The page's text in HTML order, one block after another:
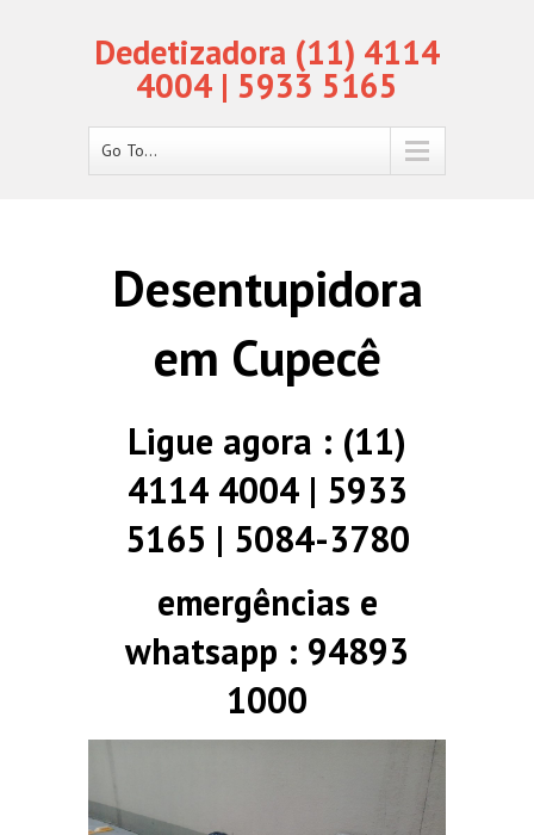
Dedetizadora (11) 4114
4004 | 5933 5165
Go To...
Desentupidora
em Cupecê
Ligue agora : (11)
4114 4004 | 5933
5165 | 5084-3780
emergências e
whatsapp : 94893
1000